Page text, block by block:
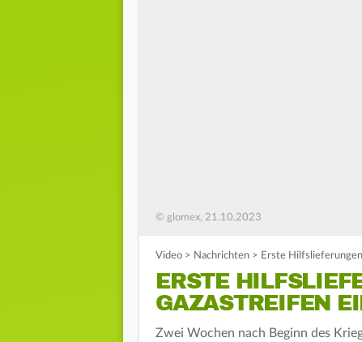
© glomex, 21.10.2023
Video > Nachrichten > Erste
ERSTE
GAZASTREIFEN
Zwei Wochen nach Beginn des